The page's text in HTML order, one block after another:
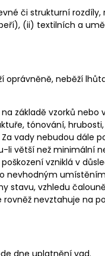
či strukturní
(ii) textilních a
neběží
základě vzorků
tónování,
vady nebudou dále
li větší než minimální
vzniklá v
nevhodným
stavu, vzhledu
nevztahuje na